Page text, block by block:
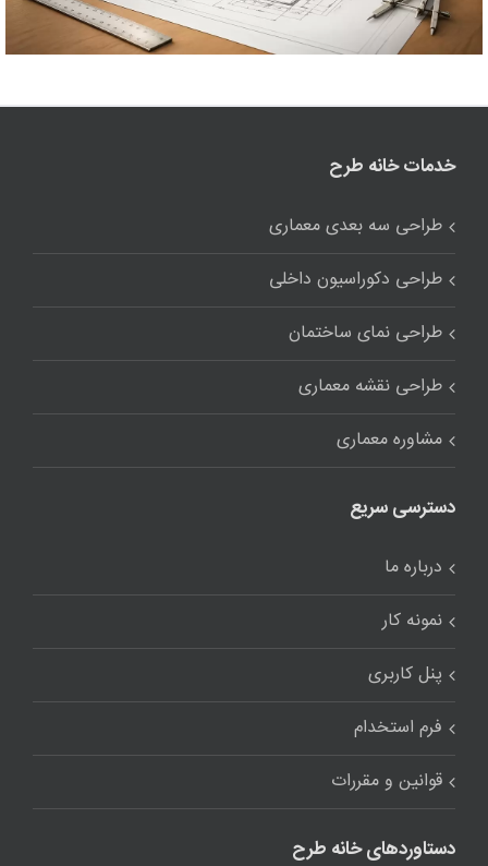
خدمات خانه طرح
طراحی سه بعدی معماری
طراحی دکوراسیون داخلی
طراحی نمای ساختمان
طراحی نقشه معماری
مشاوره معماری
دسترسی سریع
درباره ما
نمونه کار
پنل کاربری
فرم استخدام
قوانین و مقررات
دستاوردهای خانه طرح